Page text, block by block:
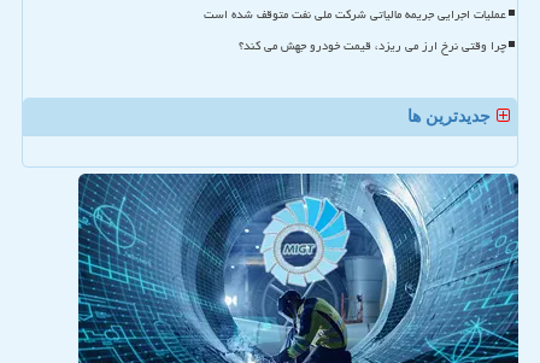
عملیات اجرایی جریمه مالیاتی شرکت ملی نفت متوقف شده است
چرا وقتی نرخ ارز می ریزد، قیمت خودرو جهش می کند؟
جدیدترین ها